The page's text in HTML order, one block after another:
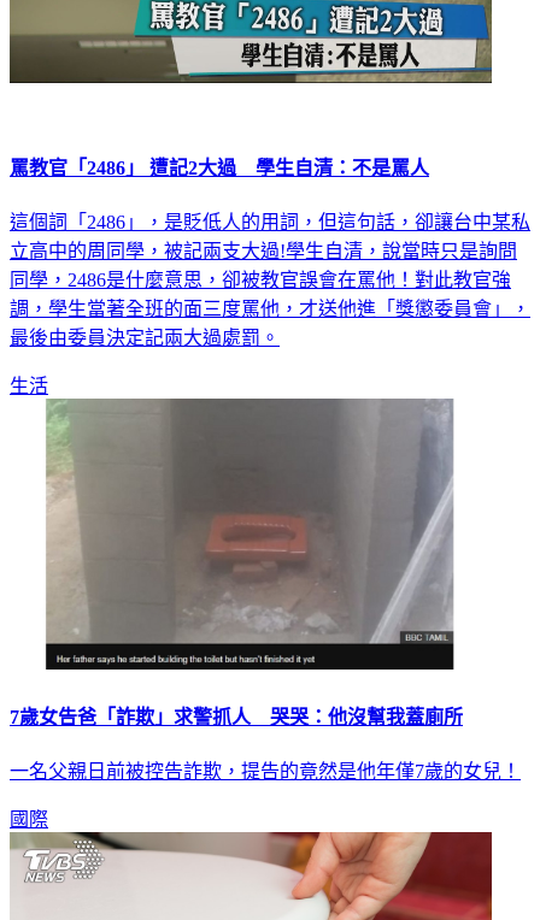
罵教官「2486」 遭記2大過 學生自清：不是罵人
這個詞「2486」，是貶低人的用詞，但這句話，卻讓台中某私
立高中的周同學，被記兩支大過!學生自清，說當時只是詢問
同學，2486是什麼意思，卻被教官誤會在罵他！對此教官強
調，學生當著全班的面三度罵他，才送他進「獎懲委員會」，
最後由委員決定記兩大過處罰。
生活
7歲女告爸「詐欺」求警抓人 哭哭：他沒幫我蓋廁所
一名父親日前被控告詐欺，提告的竟然是他年僅7歲的女兒！
國際